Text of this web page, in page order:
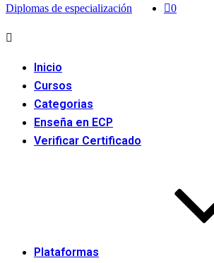
0
Inicio
Cursos
Categorias
Enseña en ECP
Verificar Certificado
Plataformas